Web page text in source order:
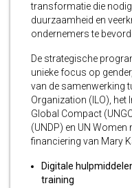
transformatie die
duurzaamheid en
ondernemers te
De strategische
unieke focus op
van de samenwerking
Organization (ILO), het
Global Compact
(UNDP) en UN
financiering van Mary
Digitale
training